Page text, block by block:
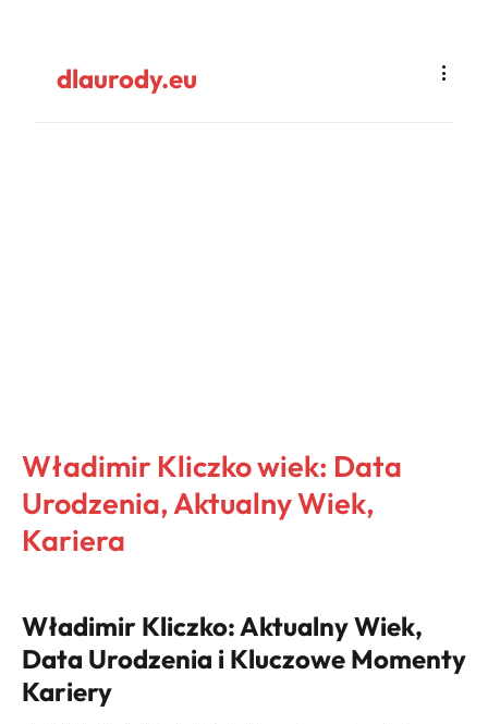
dlaurody.eu
Władimir Kliczko wiek: Data
Urodzenia, Aktualny Wiek,
Kariera
Władimir Kliczko: Aktualny Wiek,
Data Urodzenia i Kluczowe Momenty
Kariery